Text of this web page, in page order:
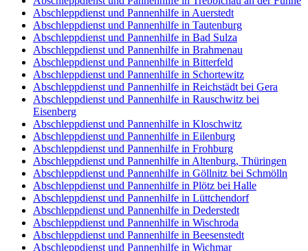
Abschleppdienst und Pannenhilfe in Auerstedt
Abschleppdienst und Pannenhilfe in Tautenburg
Abschleppdienst und Pannenhilfe in Bad Sulza
Abschleppdienst und Pannenhilfe in Brahmenau
Abschleppdienst und Pannenhilfe in Bitterfeld
Abschleppdienst und Pannenhilfe in Schortewitz
Abschleppdienst und Pannenhilfe in Reichstädt bei Gera
Abschleppdienst und Pannenhilfe in Rauschwitz bei
Eisenberg
Abschleppdienst und Pannenhilfe in Kloschwitz
Abschleppdienst und Pannenhilfe in Eilenburg
Abschleppdienst und Pannenhilfe in Frohburg
Abschleppdienst und Pannenhilfe in Altenburg, Thüringen
Abschleppdienst und Pannenhilfe in Göllnitz bei Schmölln
Abschleppdienst und Pannenhilfe in Plötz bei Halle
Abschleppdienst und Pannenhilfe in Lüttchendorf
Abschleppdienst und Pannenhilfe in Dederstedt
Abschleppdienst und Pannenhilfe in Wischroda
Abschleppdienst und Pannenhilfe in Beesenstedt
Abschleppdienst und Pannenhilfe in Wichmar